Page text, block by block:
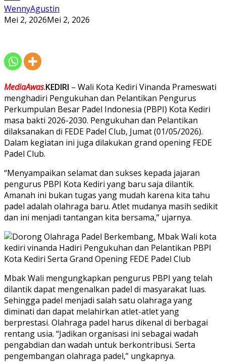
WennyAgustin
Mei 2, 2026Mei 2, 2026
MediaAwas.KEDIRI – Wali Kota Kediri Vinanda Prameswati
menghadiri Pengukuhan dan Pelantikan Pengurus
Perkumpulan Besar Padel Indonesia (PBPI) Kota Kediri
masa bakti 2026-2030. Pengukuhan dan Pelantikan
dilaksanakan di FEDE Padel Club, Jumat (01/05/2026).
Dalam kegiatan ini juga dilakukan grand opening FEDE
Padel Club.
“Menyampaikan selamat dan sukses kepada jajaran
pengurus PBPI Kota Kediri yang baru saja dilantik.
Amanah ini bukan tugas yang mudah karena kita tahu
padel adalah olahraga baru. Atlet mudanya masih sedikit
dan ini menjadi tantangan kita bersama,” ujarnya.
Mbak Wali mengungkapkan pengurus PBPI yang telah
dilantik dapat mengenalkan padel di masyarakat luas.
Sehingga padel menjadi salah satu olahraga yang
diminati dan dapat melahirkan atlet-atlet yang
berprestasi. Olahraga padel harus dikenal di berbagai
rentang usia. “Jadikan organisasi ini sebagai wadah
pengabdian dan wadah untuk berkontribusi. Serta
pengembangan olahraga padel,” ungkapnya.